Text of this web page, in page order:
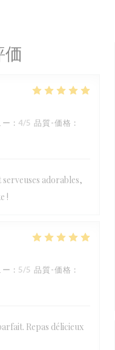
価
ー : 4/5 品質-価格 :
adorables,
!
ー : 5/5 品質-価格 :
Repas délicieux